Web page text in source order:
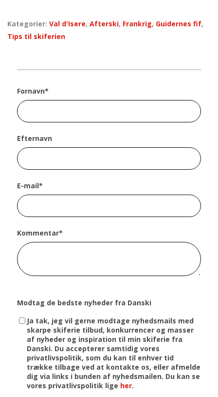
Kategorier: Val d'Isere, Afterski, Frankrig, Guidernes fif,
Tips til skiferien
Fornavn*
Efternavn
E-mail*
Kommentar*
Modtag de bedste nyheder fra Danski
Ja tak, jeg vil gerne modtage nyhedsmails med
skarpe skiferie tilbud, konkurrencer og masser
af nyheder og inspiration til min skiferie fra
Danski. Du accepterer samtidig vores
privatlivspolitik, som du kan til enhver tid
trække tilbage ved at kontakte os, eller afmelde
dig via links i bunden af nyhedsmailen. Du kan se
vores privatlivspolitik lige her.